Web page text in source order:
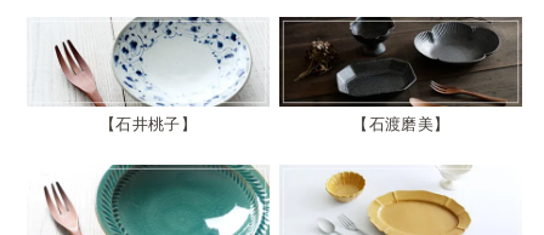
石井桃子 石渡磨美